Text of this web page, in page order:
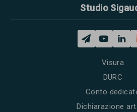
Studio
Visura
DURC
Conto
Dichiarazione